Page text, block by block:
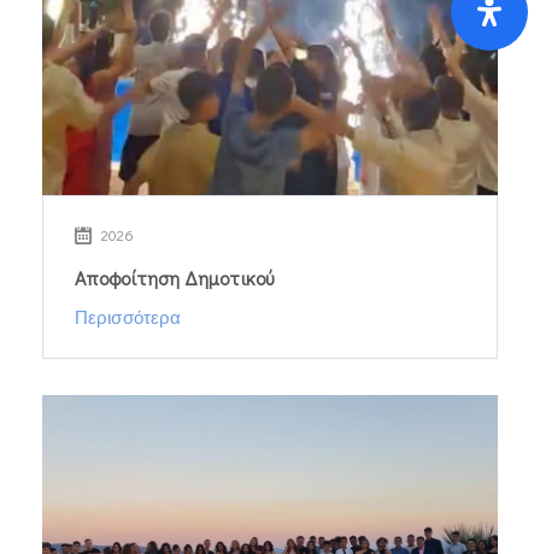
2026
Αποφοίτηση Δημοτικού
Περισσότερα